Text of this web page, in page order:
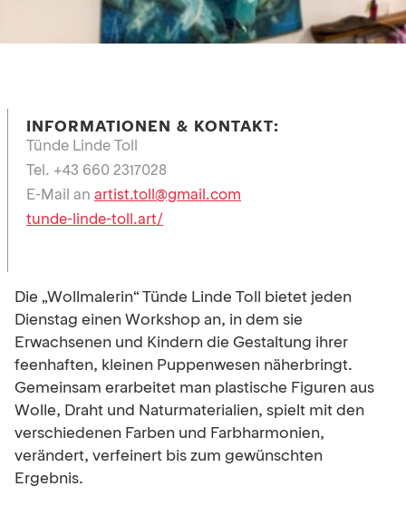
Die „Wollmalerin“ Tünde Linde Toll bietet jeden
Dienstag einen Workshop an, in dem sie
Erwachsenen und Kindern die Gestaltung ihrer
feenhaften, kleinen Puppenwesen näherbringt.
Gemeinsam erarbeitet man plastische Figuren aus
Wolle, Draht und Naturmaterialien, spielt mit den
verschiedenen Farben und Farbharmonien,
verändert, verfeinert bis zum gewünschten
Ergebnis.
INFORMATIONEN & KONTAKT:
Tünde Linde Toll
Tel. +43 660 2317028
E-Mail an artist.toll@gmail.com
tunde-linde-toll.art/